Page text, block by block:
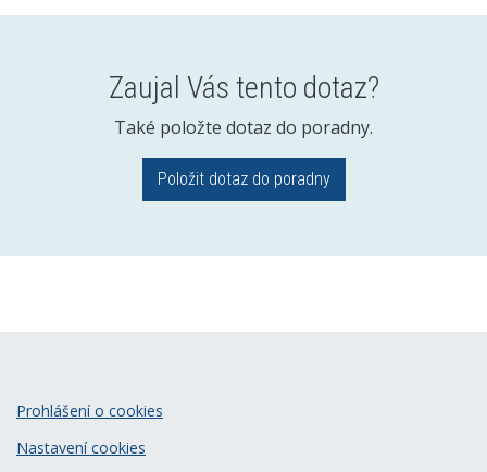
Zaujal Vás tento dotaz?
Také položte dotaz do poradny.
Položit dotaz do poradny
Prohlášení o cookies
Nastavení cookies